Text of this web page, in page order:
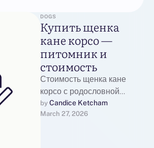
DOGS
Купить щенка
кане корсо —
питомник и
стоимость
Стоимость щенка кане
корсо с родословной
Стоимость щенка кане
корсо — цена и покупка
by Candice Ketcham
March 27, 2026